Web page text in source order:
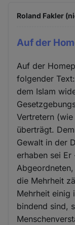
Roland Fakler
Auf der
Auf der
folgender
dem Islam
Vertretern
überträgt.
Gewalt in der
erhaben sei
die Mehrheit
Mehrheit einig
bindend sind,